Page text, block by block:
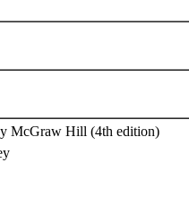
McGraw Hill (4th edition)